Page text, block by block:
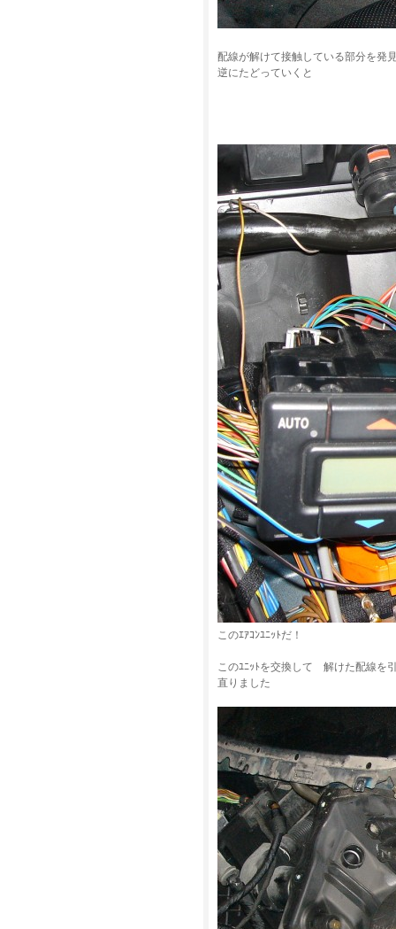
配線が解けて接触している部分を発
逆にたどっていくと
このｴｱｺﾝﾕﾆｯﾄだ！
このﾕﾆｯﾄを交換して 解けた配線を
直りました